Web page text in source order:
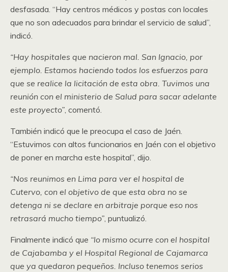
desfasada. “Hay centros médicos y postas con locales
que no son adecuados para brindar el servicio de salud”,
indicó.
“Hay hospitales que nacieron mal. San Ignacio, por
ejemplo. Estamos haciendo todos los esfuerzos para
que se realice la licitación de esta obra. Tuvimos una
reunión con el ministerio de Salud para sacar adelante
este proyecto”, comentó.
También indicó que le preocupa el caso de Jaén.
“Estuvimos con altos funcionarios en Jaén con el objetivo
de poner en marcha este hospital”, dijo.
“Nos reunimos en Lima para ver el hospital de
Cutervo, con el objetivo de que esta obra no se
detenga ni se declare en arbitraje porque eso nos
retrasará mucho tiempo”, puntualizó.
Finalmente indicó que “lo mismo ocurre con el hospital
de Cajabamba y el Hospital Regional de Cajamarca
que ya quedaron pequeños. Incluso tenemos serios